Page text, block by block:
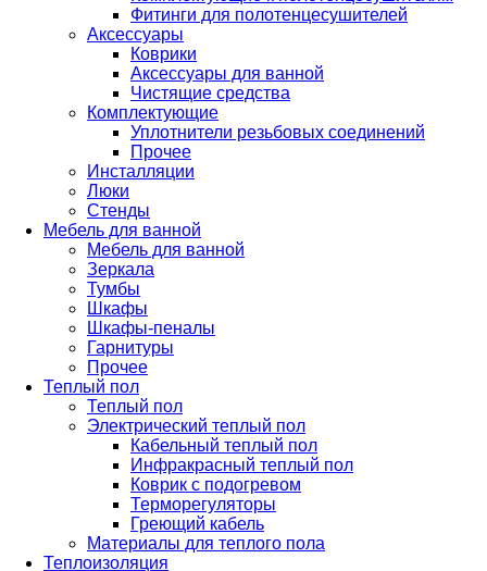
Фитинги для полотенцесушителей
Аксессуары
Коврики
Аксессуары для ванной
Чистящие средства
Комплектующие
Уплотнители резьбовых соединений
Прочее
Инсталляции
Люки
Стенды
Мебель для ванной
Мебель для ванной
Зеркала
Тумбы
Шкафы
Шкафы-пеналы
Гарнитуры
Прочее
Теплый пол
Теплый пол
Электрический теплый пол
Кабельный теплый пол
Инфракрасный теплый пол
Коврик с подогревом
Терморегуляторы
Греющий кабель
Материалы для теплого пола
Теплоизоляция